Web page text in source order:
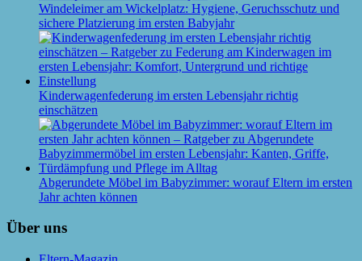
Windeleimer am Wickelplatz: Hygiene, Geruchsschutz und
sichere Platzierung im ersten Babyjahr
Kinderwagenfederung im ersten Lebensjahr richtig
einschätzen
Abgerundete Möbel im Babyzimmer: worauf Eltern im ersten
Jahr achten können
Über uns